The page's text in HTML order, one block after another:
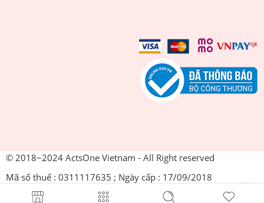
© 2018~2024 ActsOne Vietnam - All Right reserved
Mã số thuế : 0311117635 ; Ngày cấp : 17/09/2018